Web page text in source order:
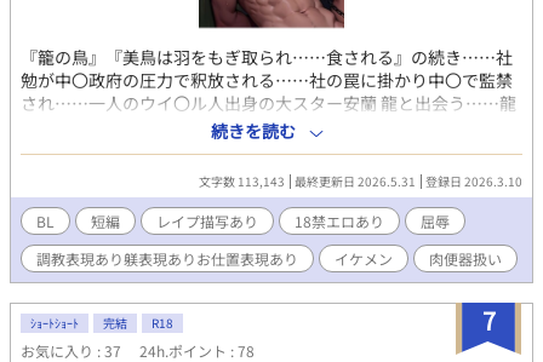
『籠の鳥』『美鳥は羽をもぎ取られ……食される』の続き……社
勉が中〇政府の圧力で釈放される……社の罠に掛かり中〇で監禁
され……一人のウイ〇ル人出身の大スター安蘭 龍と出会う……龍
を救う為、仲間を裏切ってしまう凛太郎………そして、龍は知ら
ない国、日本で身体を売ることに……
続きを読む
文字数 113,143 最終更新日 2026.5.31 登録日 2026.3.10
BL 短編 レイプ描写あり 18禁エロあり
屈辱
調教表現あり躾表現ありお仕置表現あり
イケメン 肉便器扱い
7
ｼｮｰﾄｼｮｰﾄ 完結 R18
お気に入り : 37 24h.ポイント : 78